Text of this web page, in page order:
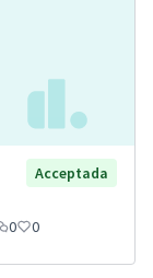
Acceptada
0 0